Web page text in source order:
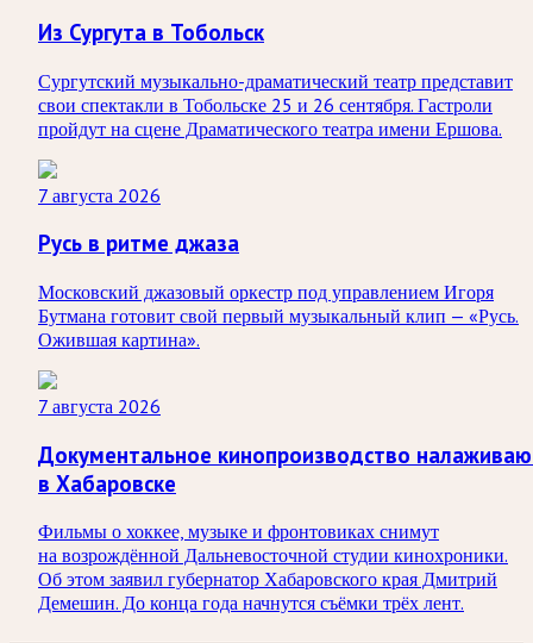
Из Сургута в Тобольск
Сургутский музыкально-драматический театр представит
свои спектакли в Тобольске 25 и 26 сентября. Гастроли
пройдут на сцене Драматического театра имени Ершова.
7 августа 2026
Русь в ритме джаза
Московский джазовый оркестр под управлением Игоря
Бутмана готовит свой первый музыкальный клип — «Русь.
Ожившая картина».
7 августа 2026
Документальное кинопроизводство
в Хабаровске
Фильмы о хоккее, музыке и фронтовиках снимут
на возрождённой Дальневосточной студии кинохроники.
Об этом заявил губернатор Хабаровского края Дмитрий
Демешин. До конца года начнутся съёмки трёх лент.